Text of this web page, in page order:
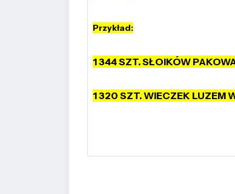
Przykład:
1 344 SZT. SŁOIKÓW
1 320 SZT. WIECZEK LUZEM